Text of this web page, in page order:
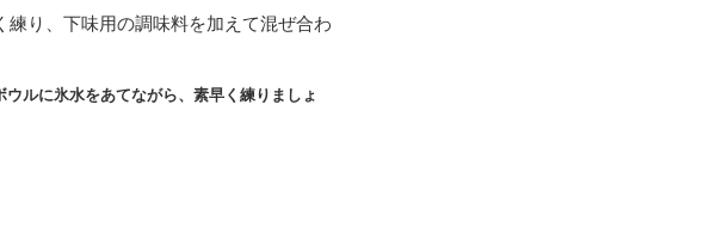
り、下味用の調味料を加えて混ぜ合わ
ルに氷水をあてながら、素早く練りましょ